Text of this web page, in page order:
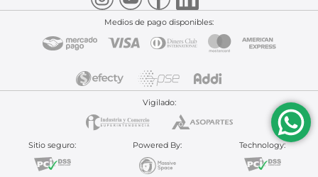
Medios de pago disponibles:
Vigilado:
Sitio seguro: Powered By: Technology: